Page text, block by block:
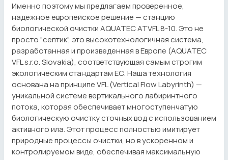
Именно поэтому мы предлагаем проверенное,
надежное европейское решение — станцию
биологической очистки AQUATEC ATVFL 8-10. Это не
просто "септик", это высокотехнологичная система,
разработанная и произведенная в Европе (AQUATEC
VFL s.r.o. Slovakia), соответствующая самым строгим
экологическим стандартам ЕС. Наша технология
основана на принципе VFL (Vertical Flow Labyrinth) —
уникальной системе вертикального лабиринтного
потока, которая обеспечивает многоступенчатую
биологическую очистку сточных вод с использованием
активного ила. Этот процесс полностью имитирует
природные процессы очистки, но в ускоренном и
контролируемом виде, обеспечивая максимальную